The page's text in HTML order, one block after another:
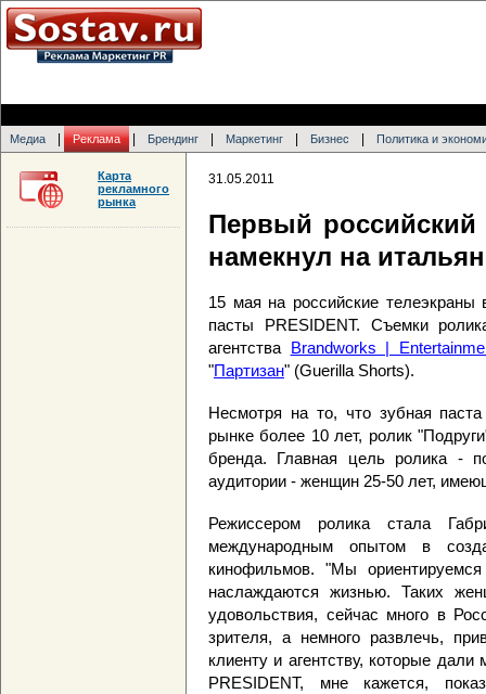
Медиа Реклама Брендинг Маркетинг Бизнес Политика и
31.05.2011
Первый российский
намекнул на
15 мая на российские
пасты PRESIDENT. Съемки
агентства Brandworks |
"Партизан" (Guerilla Shorts).
Несмотря на то, что зубная
рынке более 10 лет, ролик
бренда. Главная цель ролика -
аудитории - женщин 25-50 лет,
Режиссером ролика стала
международным опытом в
кинофильмов. "Мы
наслаждаются жизнью. Таких
удовольствия, сейчас много в
зрителя, а немного развлечь,
клиенту и агентству, которые
PRESIDENT, мне кажется,
Карта
рекламного
рынка